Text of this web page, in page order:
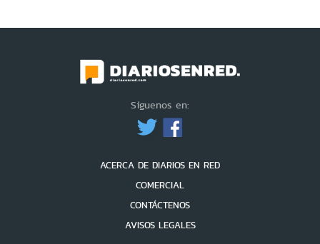
Síguenos en:
ACERCA DE DIARIOS EN RED
COMERCIAL
CONTÁCTENOS
AVISOS LEGALES